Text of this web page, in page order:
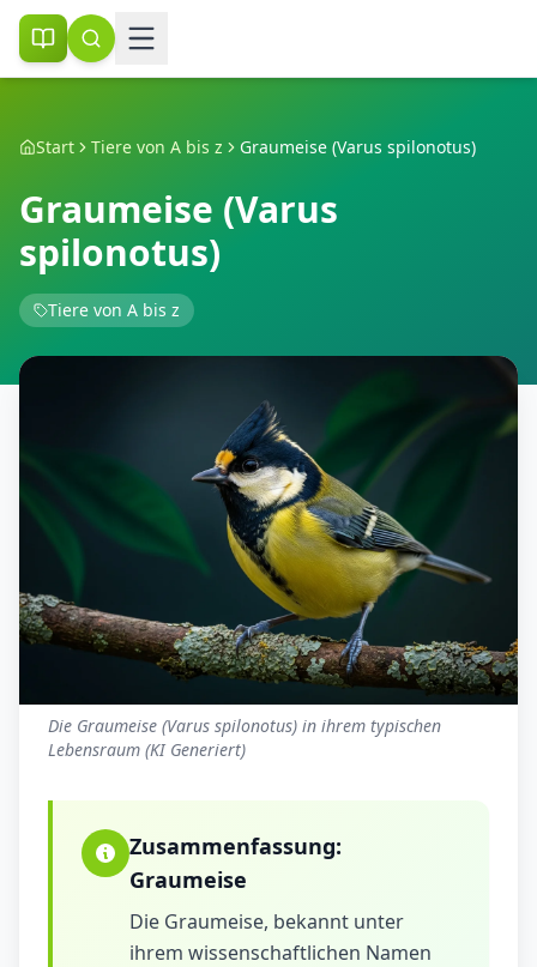
Start Tiere von A bis z Graumeise (Varus spilonotus)
Graumeise (Varus
spilonotus)
Tiere von A bis z
Die Graumeise (Varus spilonotus) in ihrem typischen
Lebensraum (KI Generiert)
Zusammenfassung:
Graumeise
Die Graumeise, bekannt unter
ihrem wissenschaftlichen Namen